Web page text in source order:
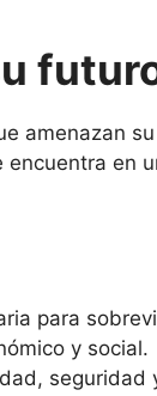
amenazan
encuentra en
para
y social.
seguridad